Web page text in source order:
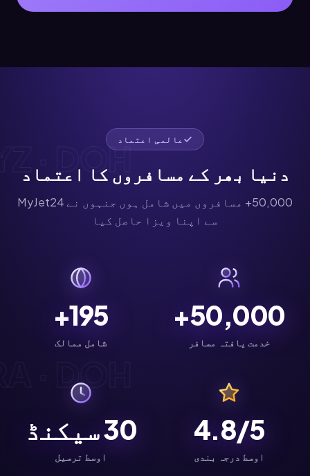
·
·
عالمی اعتماد
دنیا بھر کے مسافروں کا اعتماد
50,000+ مسافروں میں شامل ہوں جنہوں نے MyJet24
سے اپنا ویزا حاصل کیا
50,000+
خدمت یافتہ مسافر
195+
شامل ممالک
4.8/5
اوسط درجہ بندی
30سیکنڈ
اوسط ترسیل